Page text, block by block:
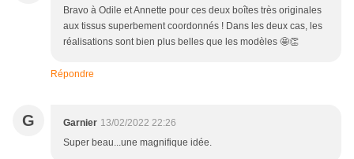
Bravo à Odile et Annette pour ces deux boîtes très originales
aux tissus superbement coordonnés ! Dans les deux cas, les
réalisations sont bien plus belles que les modèles 🤩👏
Répondre
G Garnier 13/02/2022 22:26
Super beau...une magnifique idée.